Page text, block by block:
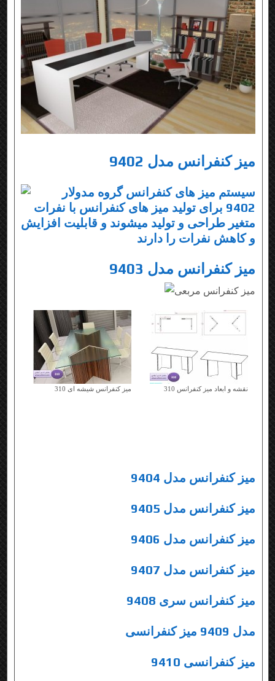
میز کنفرانس مدل 9402
میز کنفرانس مدل 9403
میز کنفرانس شیشه ای 310 نقشه و ابعاد میز کنفرانس 310
میز کنفرانس مدل 9404
میز کنفرانس مدل 9405
میز کنفرانس مدل 9406
میز کنفرانس مدل 9407
میز کنفرانس سری 9408
مدل 9409 میز کنفرانسی
میز کنفرانسی 9410